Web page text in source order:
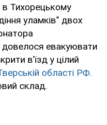
в Тихорецькому
уламків" двох
евакуювати
в'їзд у цілий
області РФ.
склад.